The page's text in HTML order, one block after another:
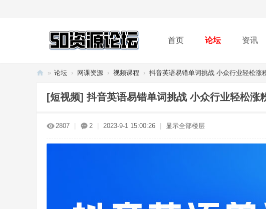
首页 论坛 资讯
» 论坛 › 网课资源 › 视频课程 › 抖音英语易错单词挑战 小众行业轻松涨
[短视频] 抖音英语易错单词挑战 小众行业轻松涨
2807 2 2023-9-1 15:00:26 显示全部楼层